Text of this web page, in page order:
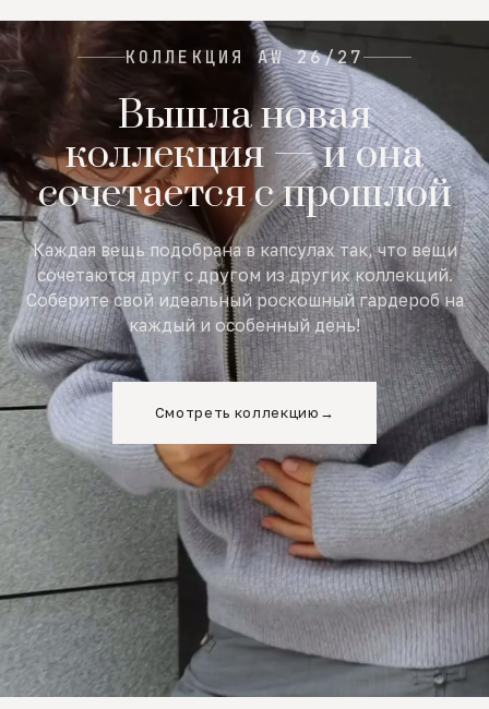
КОЛЛЕКЦИЯ AW 26/27
Вышла новая
коллекция — и она
сочетается с прошлой
Каждая вещь подобрана в капсулах так, что вещи
сочетаются друг с другом из других коллекций.
Соберите свой идеальный роскошный гардероб на
каждый и особенный день!
Смотреть коллекцию →